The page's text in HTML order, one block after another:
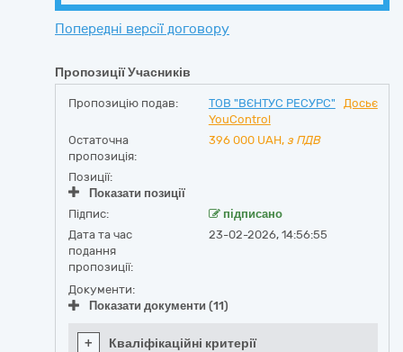
Попередні версії договору
Пропозиції Учасників
Пропозицію подав: ТОВ "ВЄНТУС РЕСУРС"
Досьє
YouControl
Остаточна
пропозиція:
396 000 UAH, з ПДВ
Позиції:
Показати позиції
Підпис:
підписано
Дата та час
подання
пропозиції:
23-02-2026, 14:56:55
Документи:
Показати документи (11)
+ Кваліфікаційні критерії